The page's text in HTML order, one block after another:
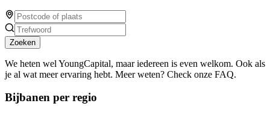
Zoeken
We heten wel YoungCapital, maar iedereen is even welkom. Ook als
je al wat meer ervaring hebt. Meer weten? Check onze FAQ.
Bijbanen per regio